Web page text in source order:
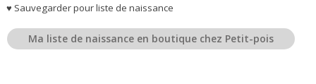
♥ Sauvegarder pour liste de naissance
Ma liste de naissance en boutique chez Petit-pois